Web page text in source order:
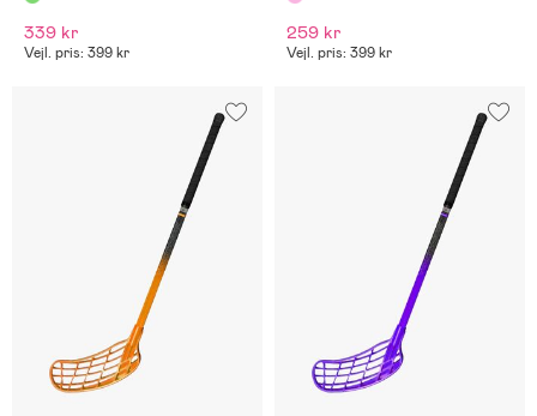
339 kr
Vejl. pris: 399 kr
259 kr
Vejl. pris: 399 kr